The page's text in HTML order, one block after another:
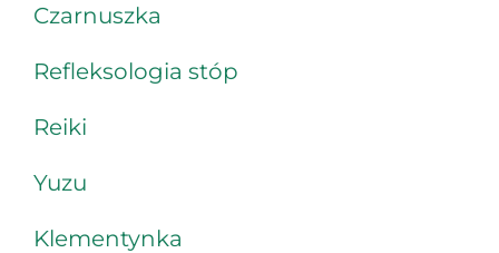
Czarnuszka
Refleksologia stóp
Reiki
Yuzu
Klementynka